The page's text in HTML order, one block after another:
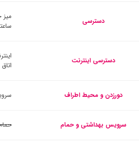
دسترسی
دسترسی اینترنت
اتاق
دورزدن و محیط اطراف
سرویس بهداشتی و حمام